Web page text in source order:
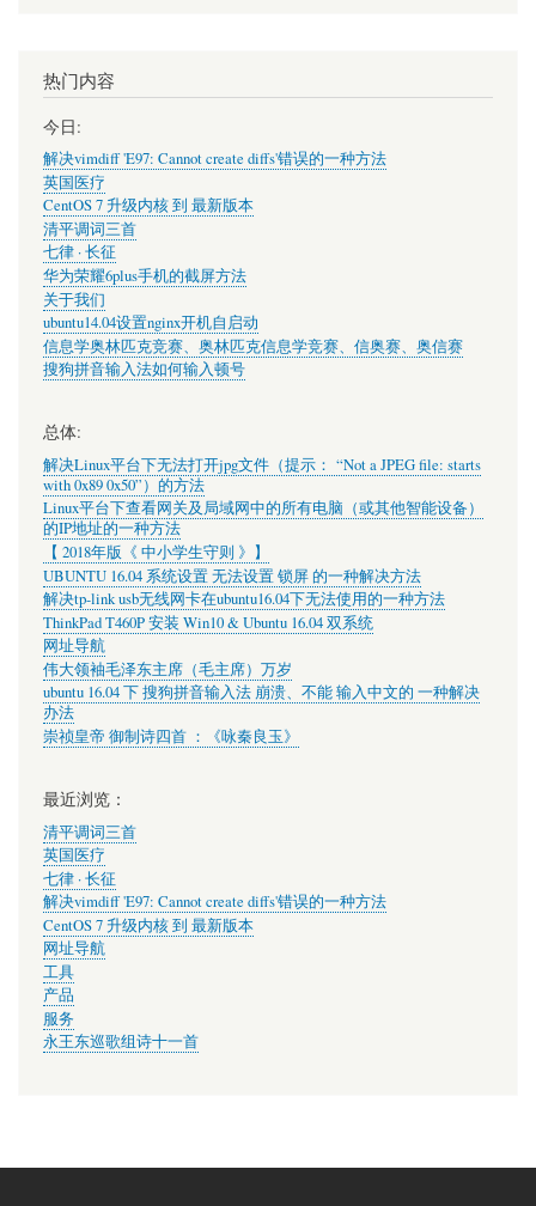
热门内容
今日:
解决vimdiff 'E97: Cannot create diffs'错误的一种方法
英国医疗
CentOS 7 升级内核 到 最新版本
清平调词三首
七律 · 长征
华为荣耀6plus手机的截屏方法
关于我们
ubuntu14.04设置nginx开机自启动
信息学奥林匹克竞赛、奥林匹克信息学竞赛、信奥赛、奥信赛
搜狗拼音输入法如何输入顿号
总体:
解决Linux平台下无法打开jpg文件（提示： “Not a JPEG file: starts
with 0x89 0x50”）的方法
Linux平台下查看网关及局域网中的所有电脑（或其他智能设备）
的IP地址的一种方法
【 2018年版《 中小学生守则 》】
UBUNTU 16.04 系统设置 无法设置 锁屏 的一种解决方法
解决tp-link usb无线网卡在ubuntu16.04下无法使用的一种方法
ThinkPad T460P 安装 Win10 & Ubuntu 16.04 双系统
网址导航
伟大领袖毛泽东主席（毛主席）万岁
ubuntu 16.04 下 搜狗拼音输入法 崩溃、不能 输入中文的 一种解决
办法
崇祯皇帝 御制诗四首 ：《咏秦良玉》
最近浏览：
清平调词三首
英国医疗
七律 · 长征
解决vimdiff 'E97: Cannot create diffs'错误的一种方法
CentOS 7 升级内核 到 最新版本
网址导航
工具
产品
服务
永王东巡歌组诗十一首